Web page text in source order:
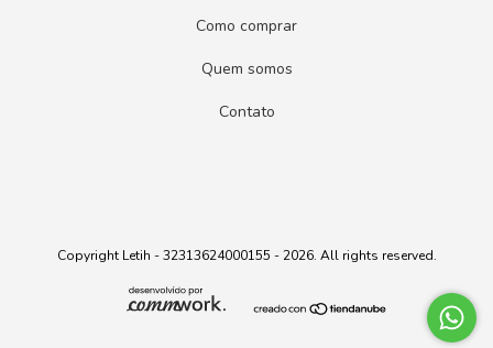
Como comprar
Quem somos
Contato
Copyright Letih - 32313624000155 - 2026. All rights reserved.